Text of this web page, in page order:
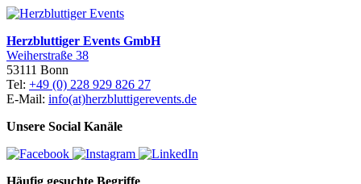
Herzbluttiger Events GmbH
Weiherstraße 38
53111 Bonn
Tel: +49 (0) 228 929 826 27
E-Mail: info(at)herzbluttigerevents.de
Unsere Social Kanäle
Häufig gesuchte Begriffe